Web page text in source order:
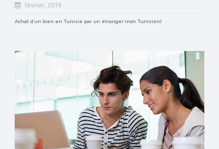
février, 2019
Achat d’un bien en Tunisie par un étranger (non Tunisien)